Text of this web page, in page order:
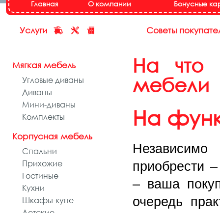
Главная О компании Бонусные
Услуги Советы
На что
мебели
На
приобрести
– ваша
очередь
Мягкая мебель
Угловые диваны
Диваны
Мини-диваны
Комплекты
Корпусная мебель
Спальни
Прихожие
Гостиные
Кухни
Шкафы-купе